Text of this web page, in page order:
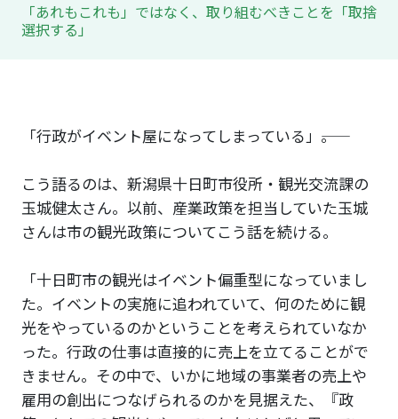
「あれもこれも」ではなく、取り組むべきことを「取捨
選択する」
「行政がイベント屋になってしまっている」――。
こう語るのは、新潟県十日町市役所・観光交流課の
玉城健太さん。以前、産業政策を担当していた玉城
さんは市の観光政策についてこう話を続ける。
「十日町市の観光はイベント偏重型になっていまし
た。イベントの実施に追われていて、何のために観
光をやっているのかということを考えられていなか
った。行政の仕事は直接的に売上を立てることがで
きません。その中で、いかに地域の事業者の売上や
雇用の創出につなげられるのかを見据えた、『政